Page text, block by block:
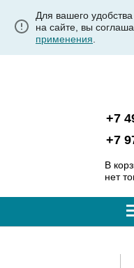
Для вашего
на сайте, вы
применения
+7
+7
В
нет